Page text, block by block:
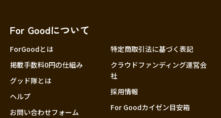
For Goodについて
ForGoodとは
掲載手数料0円の仕組み
グッド隊とは
ヘルプ
お問い合わせフォーム
特定商取引法に基づく表記
クラウドファンディング運営会
社
採用情報
For Goodカイゼン目安箱